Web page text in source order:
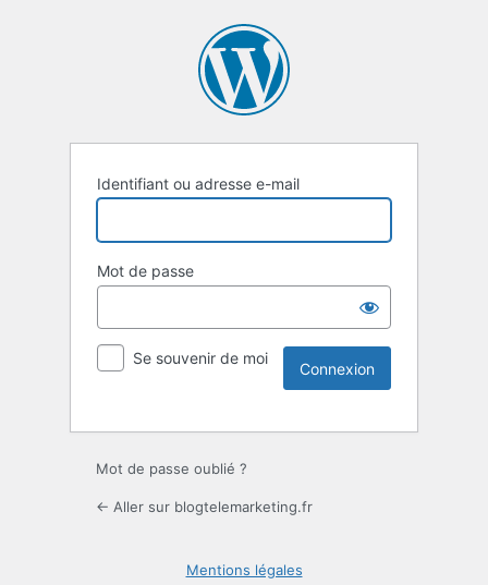
Identifiant ou adresse e-mail
Mot de passe
Se souvenir de moi
Mot de passe oublié ?
← Aller sur blogtelemarketing.fr
Mentions légales